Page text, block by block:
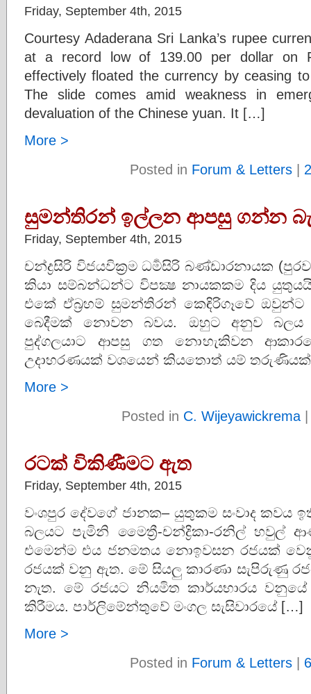
Friday, September 4th, 2015
Courtesy Adaderana Sri Lanka’s rupee
at a record low of 139.00 per dollar on
effectively floated the currency by ceasing
The slide comes amid weakness in
devaluation of the Chinese yuan. It […]
More >
Posted in Forum & Letters|
සුමන්තිරන් ඉල්ලන ආපසු ගන්න
Friday, September 4th, 2015
චන්ද්‍රසිරි විජයවික්‍රම ධර්‍මසිරි බණ්ඩාරනායක
කියා සම්බන්ධන්ට විපක්‍ෂ නායකකම දිය
එකේ ඒබ්‍රහම් සුමන්තිරන් කෙඳිරිගෑවේ
බෙදීමක් නොවන බවය. ඔහුට අනුව බලය
පුද්ගලයාට ආපසු ගත නොහැකිවන
උදාහරණයක් වශයෙන් කියතොත් යම්
More >
Posted in C. Wijeyawickrema
රටක් විකිණීමට ඇත
Friday, September 4th, 2015
වංශපුර දේවගේ ජානක– යුතුකම සංවාද කවය
බලයට පැමිනි මෛත්‍රී-චන්ද්‍රිකා-රනිල්
එමෙන්ම එය ජනමතය නොඉවසන රජයක්
රජයක් වනු ඇත. මේ සියලු කාරණා සැපිරුණු
නැත. මේ රජයට නියමිත කාර්යභාරය
කිරීමය. පාර්ලිමේන්තුවේ මංගල සැසිවාරයේ […]
More >
Posted in Forum & Letters|